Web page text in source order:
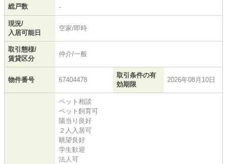
総戸数 -
現況/
入居可能日
空家/即時
取引態様/
賃貸区分
仲介/一般
物件番号 67404478
取引条件の有
効期限
2026年08月10日
ペット相談
ペット飼育可
陽当り良好
２人入居可
眺望良好
学生歓迎
法人可